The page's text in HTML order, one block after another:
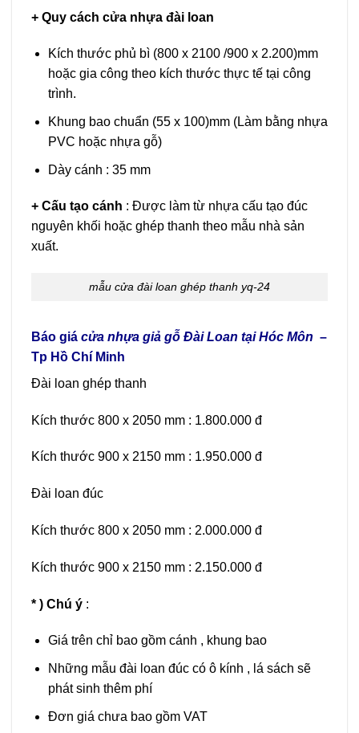
+ Quy cách cửa nhựa đài loan
Kích thước phủ bì (800 x 2100 /900 x 2.200)mm
hoặc gia công theo kích thước thực tế tại công
trình.
Khung bao chuẩn (55 x 100)mm (Làm bằng nhựa
PVC hoặc nhựa gỗ)
Dày cánh : 35 mm
+ Cấu tạo cánh : Được làm từ nhựa cấu tạo đúc
nguyên khối hoặc ghép thanh theo mẫu nhà sản
xuất.
mẫu cửa đài loan ghép thanh yq-24
Báo giá cửa nhựa giả gỗ Đài Loan tại Hóc Môn –
Tp Hồ Chí Minh
Đài loan ghép thanh
Kích thước 800 x 2050 mm : 1.800.000 đ
Kích thước 900 x 2150 mm : 1.950.000 đ
Đài loan đúc
Kích thước 800 x 2050 mm : 2.000.000 đ
Kích thước 900 x 2150 mm : 2.150.000 đ
* ) Chú ý :
Giá trên chỉ bao gồm cánh , khung bao
Những mẫu đài loan đúc có ô kính , lá sách sẽ
phát sinh thêm phí
Đơn giá chưa bao gồm VAT